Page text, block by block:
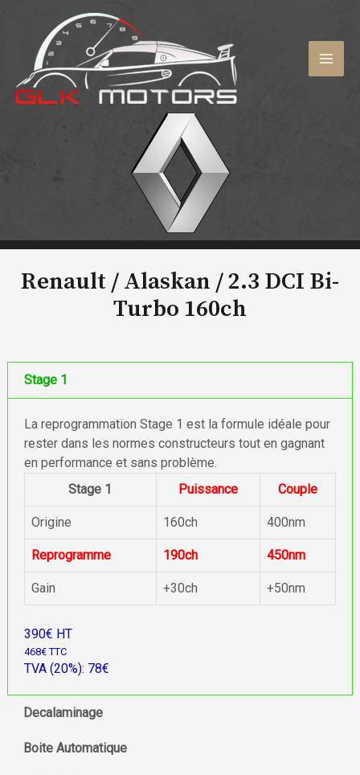
contenu
Renault / Alaskan /2.3 DCI Bi-
Turbo 160ch
Stage 1
La reprogrammation Stage 1 est la formule idéale pour
rester dans les normes constructeurs tout en gagnant
en performance et sans problème.
Stage 1
Puissance Couple
Origine 160ch 400nm
Reprogramme 190ch 450nm
Gain +30ch +50nm
390€ HT
468€ TTC
TVA (20%): 78€
Decalaminage
Boite Automatique